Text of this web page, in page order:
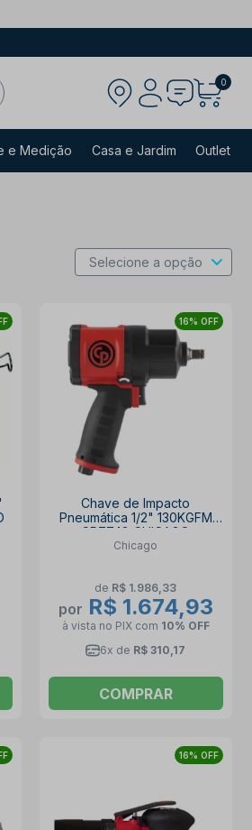
0
e Medição Casa e Jardim Outlet
16% OFF
Chave de Impacto
Pneumática 1/2" 130KGFM
CP7748 CHICAGO
Chicago
de R$ 1.986,33
por R$ 1.674,93
à vista no PIX com 10% OFF
6x de R$ 310,17
COMPRAR
16% OFF